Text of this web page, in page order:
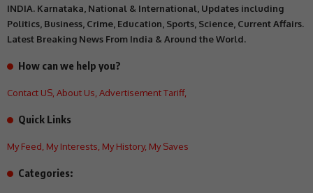
INDIA. Karnataka, National & International, Updates including
Politics, Business, Crime, Education, Sports, Science, Current Affairs.
Latest Breaking News From India & Around the World.
How can we help you?
Contact US About Us Advertisement Tariff,
Quick Links
My Feed My Interests My History, My Saves
Categories: